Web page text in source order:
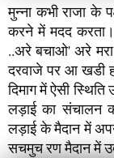
मुन्ना कभी राजा के
करने में मदद करता।
..अरे बचाओ' अरे मरा
दरवाजे पर आ खडी
दिमाग में ऐसी स्थिति
लड़ाई का संचालन
लड़ाई के मैदान में
सचमुच रण मैदान में